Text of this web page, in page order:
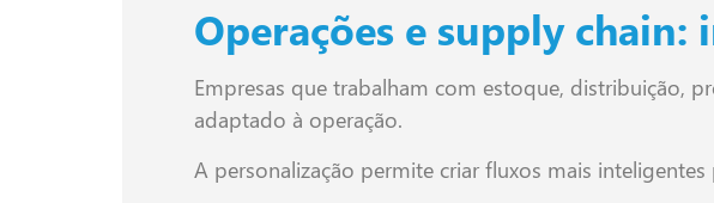
Operações e supply
Empresas que trabalham com estoque, distribuição,
adaptado à operação.
A personalização permite criar fluxos mais inteligentes